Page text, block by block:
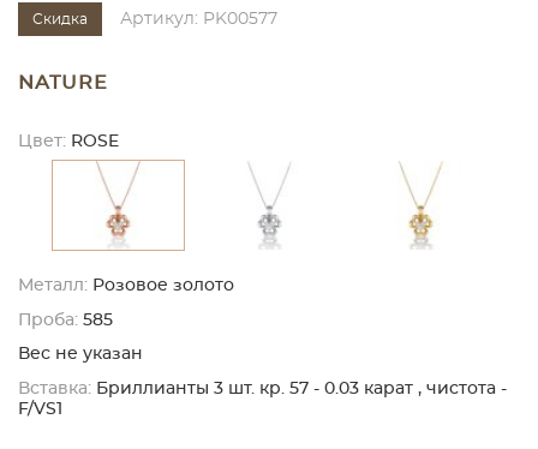
Скидка Артикул: PK00577
NATURE
Цвет: ROSE
Металл: Розовое золото
Проба: 585
Вес не указан
Вставка: Бриллианты 3 шт. кр. 57 - 0.03 карат , чистота -
F/VS1